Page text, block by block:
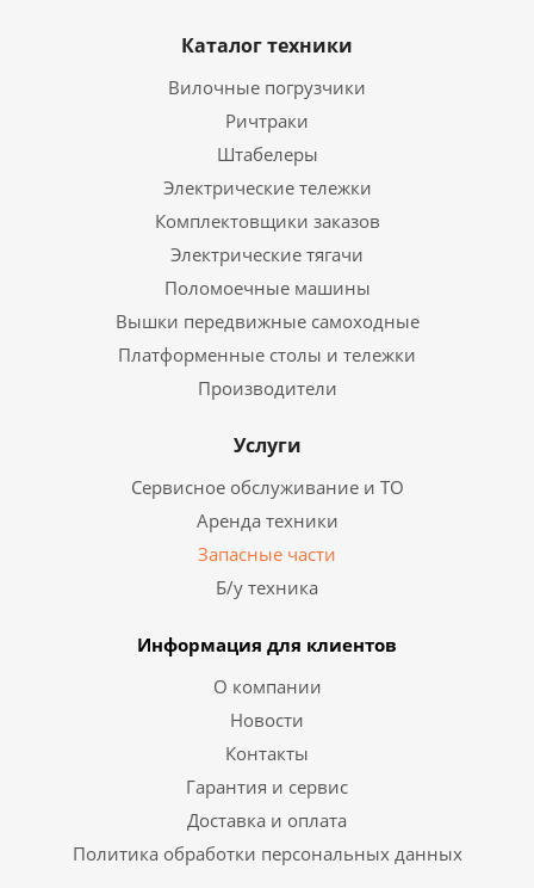
Каталог техники
Вилочные погрузчики
Ричтраки
Штабелеры
Электрические тележки
Комплектовщики заказов
Электрические тягачи
Поломоечные машины
Вышки передвижные самоходные
Платформенные столы и тележки
Производители
Услуги
Сервисное обслуживание и ТО
Аренда техники
Запасные части
Б/у техника
Информация для клиентов
О компании
Новости
Контакты
Гарантия и сервис
Доставка и оплата
Политика обработки персональных данных